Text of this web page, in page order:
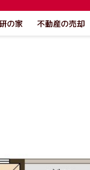
の家 不動産の売却